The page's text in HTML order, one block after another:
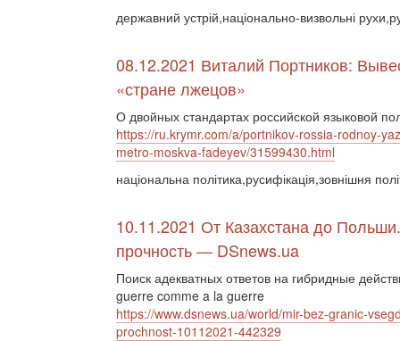
державний устрій,національно-визвольні
08.12.2021 Виталий Портников:
«стране лжецов»
О двойных стандартах российской языковой
https://ru.krymr.com/a/portnikov-rossia-rodnoy-
metro-moskva-fadeyev/31599430.html
національна політика,русифікація,зовнішня
10.11.2021 От Казахстана до
прочность — DSnews.ua
Поиск адекватных ответов на гибридные
guerre comme a la guerre
https://www.dsnews.ua/world/mir-bez-granic-
prochnost-10112021-442329